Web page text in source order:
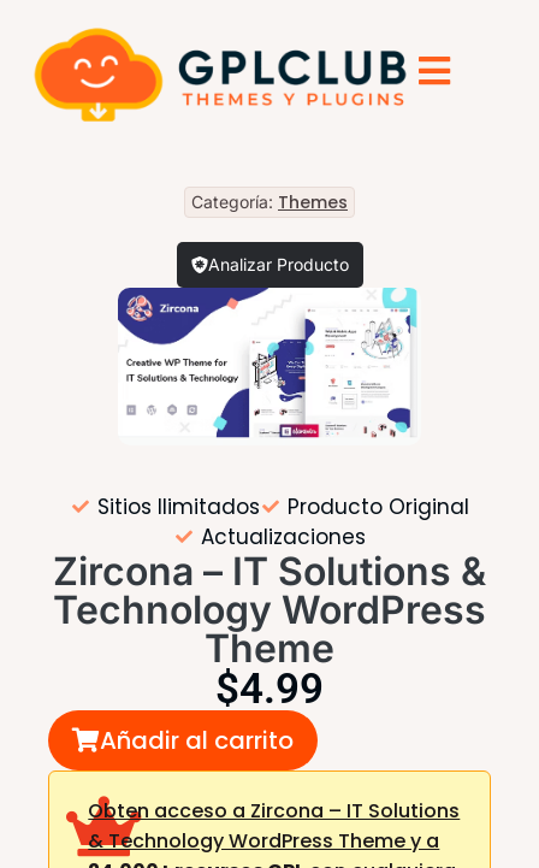
Categoría: Themes
Analizar Producto
Sitios Ilimitados
Producto Original
Actualizaciones
Zircona – IT Solutions &
Technology WordPress
Theme
$4.99
Añadir al carrito
Obten acceso a Zircona – IT Solutions
& Technology WordPress Theme y a